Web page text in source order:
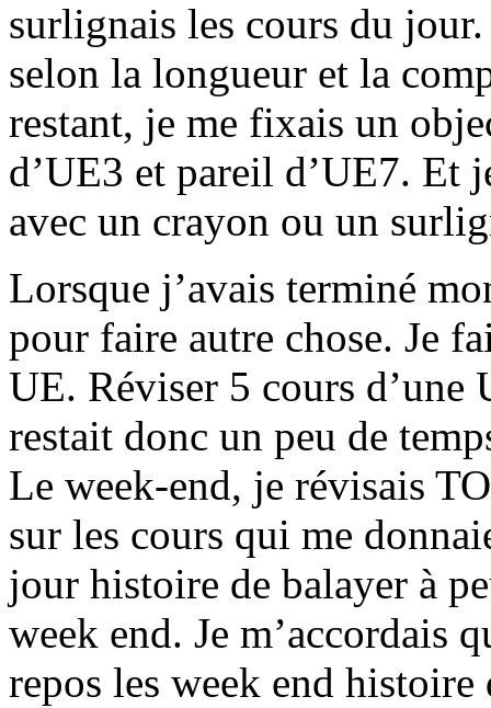
surlignais les cours du
selon la longueur et la
restant, je me fixais un
d’UE3 et pareil d’UE7. Et
avec un crayon ou un
Lorsque j’avais terminé
pour faire autre chose. Je
UE. Réviser 5 cours
restait donc un peu de
Le week-end, je révisais
sur les cours qui me
jour histoire de balayer à
week end. Je m’accordais
repos les week end histoire